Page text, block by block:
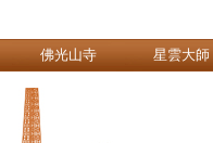
佛光山寺 星雲大師